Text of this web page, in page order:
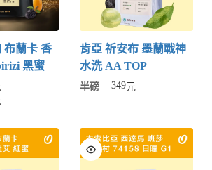
布蘭卡 香
黑蜜
肯亞 祈安布 墨蘭戰神
水洗 AA TOP
半磅 349元